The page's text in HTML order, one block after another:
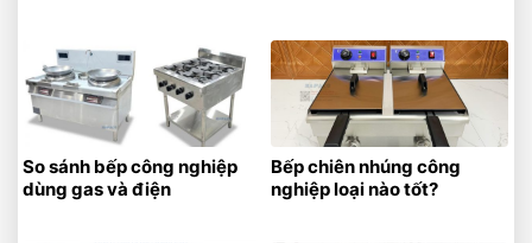
So sánh bếp công nghiệp
dùng gas và điện
Bếp chiên nhúng công
nghiệp loại nào tốt?